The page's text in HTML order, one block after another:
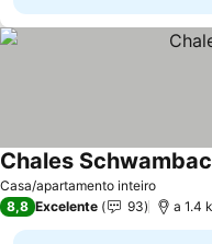
Casa/apartamento inteiro
Chales
8,8 Excelente 93 a 1.4